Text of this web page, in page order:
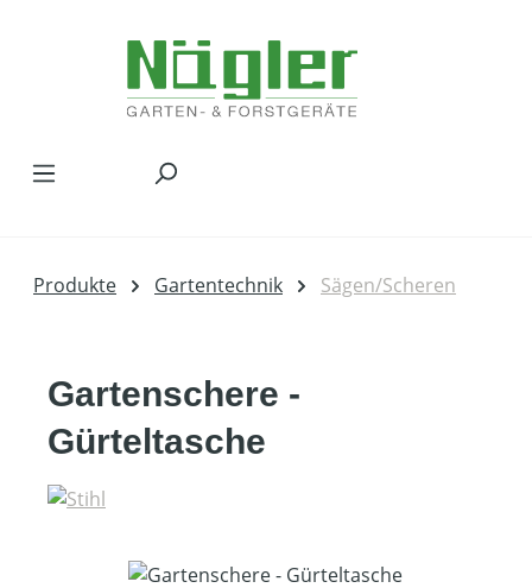
Produkte Gartentechnik Sägen/Scheren
Gartenschere -
Gürteltasche
Bildergalerie überspringen